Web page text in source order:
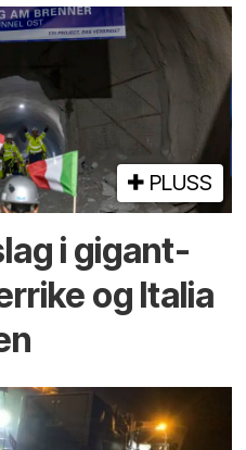
PLUSS
i gigant­
og Italia